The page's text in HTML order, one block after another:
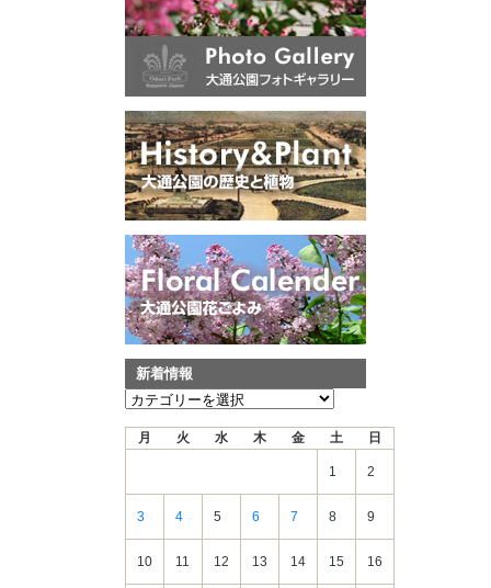
新着情報
新
月 火 水 木 金 土 日
1 2
3 4 5 6 7 8 9
10 11 12 13 14 15 16